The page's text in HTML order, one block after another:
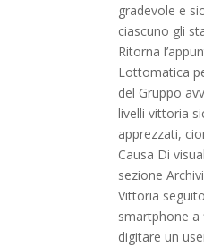
gradevole e
ciascuno gli
Ritorna
Lottomatica
del Gruppo
livelli vittoria
apprezzati,
Causa Di
sezione
Vittoria
smartphone a
digitare un